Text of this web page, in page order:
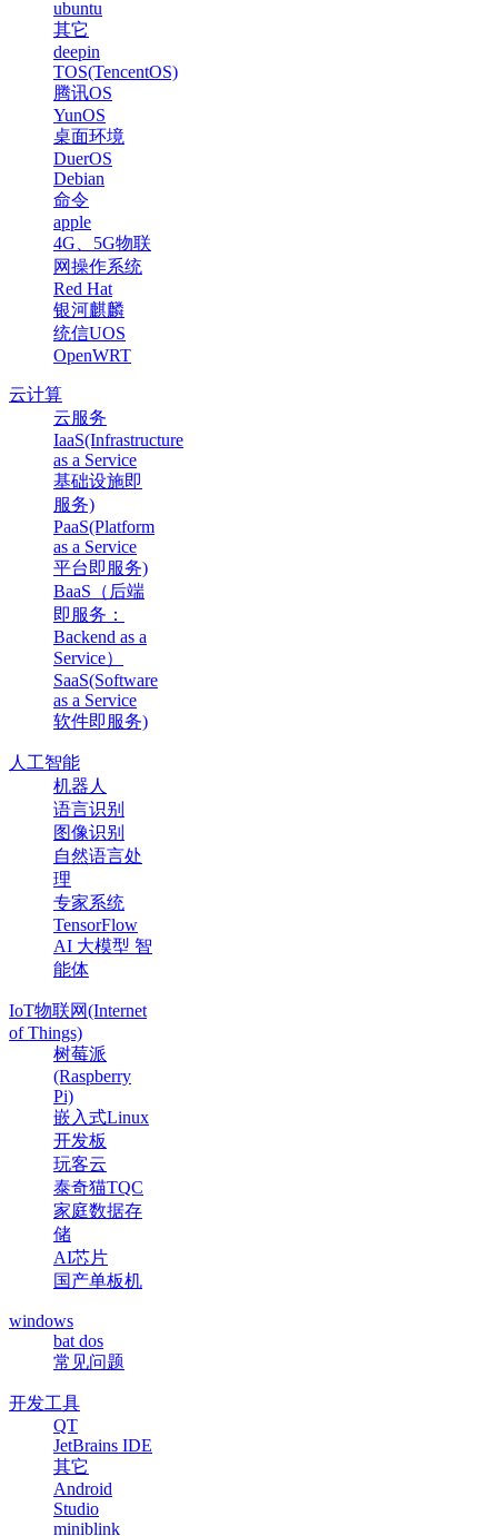
ubuntu
其它
deepin
TOS(TencentOS)
腾讯OS
YunOS
桌面环境
DuerOS
Debian
命令
apple
4G、5G物联
网操作系统
Red Hat
银河麒麟
统信UOS
OpenWRT
云计算
云服务
IaaS(Infrastructure
as a Service
基础设施即
服务)
PaaS(Platform
as a Service
平台即服务)
BaaS（后端
即服务：
Backend as a
Service）
SaaS(Software
as a Service
软件即服务)
人工智能
机器人
语言识别
图像识别
自然语言处
理
专家系统
TensorFlow
AI 大模型 智
能体
IoT物联网(Internet
of Things)
树莓派
(Raspberry
Pi)
嵌入式Linux
开发板
玩客云
泰奇猫TQC
家庭数据存
储
AI芯片
国产单板机
windows
bat dos
常见问题
开发工具
QT
JetBrains IDE
其它
Android
Studio
miniblink